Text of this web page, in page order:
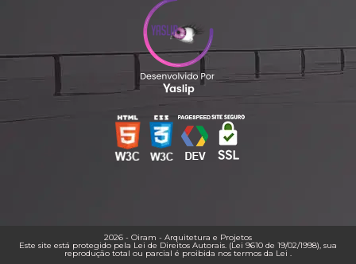
2026 - Oiram - Arquitetura e Projetos
Este site está protegido pela Lei de Direitos Autorais. (Lei 9610 de 19/02/1998), sua
reprodução total ou parcial é proibida nos termos da Lei .